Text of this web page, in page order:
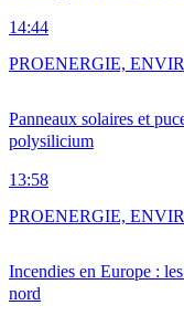
14:44
Panneaux solaires et
polysilicium
13:58
PROENERGIE,
Incendies en Europe :
nord
PROENERGIE,